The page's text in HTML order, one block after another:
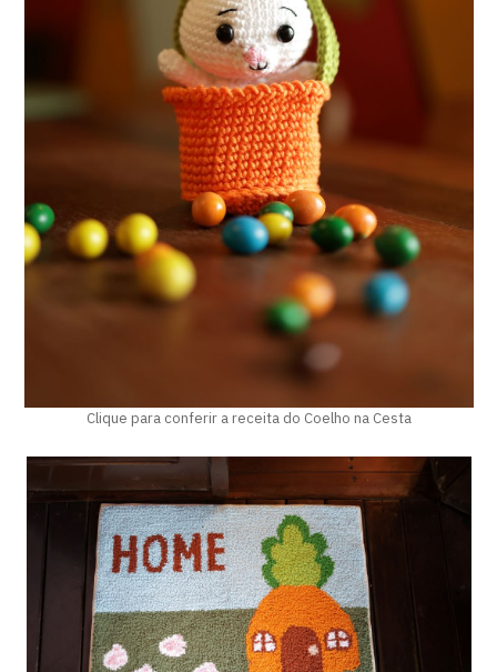
Clique para conferir a receita do Coelho na Cesta